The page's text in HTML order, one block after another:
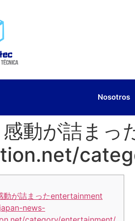
Nosotros
感動が詰ま
動が詰まったentertainment
news-